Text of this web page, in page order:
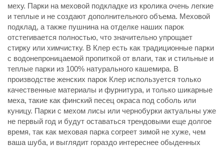
меху. Парки на меховой подкладке из кролика очень легкие
и теплые и не создают дополнительного объема. Меховой
подклад, а также пушнина на отделке наших парок
отстегивается полностью, что значительно упрощает
стирку или химчистку. В Клер есть как традиционные парки
с водонепроницаемой пропиткой от влаги, так и стильные и
теплые парки из 100% натурального кашемира. В
производстве женских парок Клер используется только
качественные материалы и фурнитура, и только шикарные
меха, такие как финский песец окраса под соболь или
куницу. Парки с мехом лисы или чернобурки актуальны уже
не первый год и будут оставаться трендовыми еще долгое
время, так как меховая парка согреет зимой не хуже, чем
ваша шуба, и выглядит гораздо интереснее обыденных